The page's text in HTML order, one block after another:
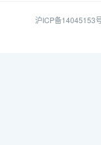
沪ICP备14045153